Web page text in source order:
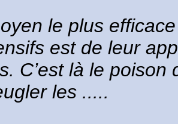
le plus
est de leur
C’est là le
les .....